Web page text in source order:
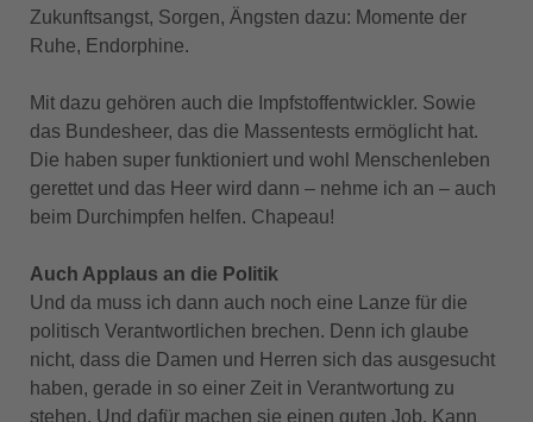
Zukunftsangst, Sorgen, Ängsten dazu: Momente der
Ruhe, Endorphine.
Mit dazu gehören auch die Impfstoffentwickler. Sowie
das Bundesheer, das die Massentests ermöglicht hat.
Die haben super funktioniert und wohl Menschenleben
gerettet und das Heer wird dann – nehme ich an – auch
beim Durchimpfen helfen. Chapeau!
Auch Applaus an die Politik
Und da muss ich dann auch noch eine Lanze für die
politisch Verantwortlichen brechen. Denn ich glaube
nicht, dass die Damen und Herren sich das ausgesucht
haben, gerade in so einer Zeit in Verantwortung zu
stehen. Und dafür machen sie einen guten Job. Kann